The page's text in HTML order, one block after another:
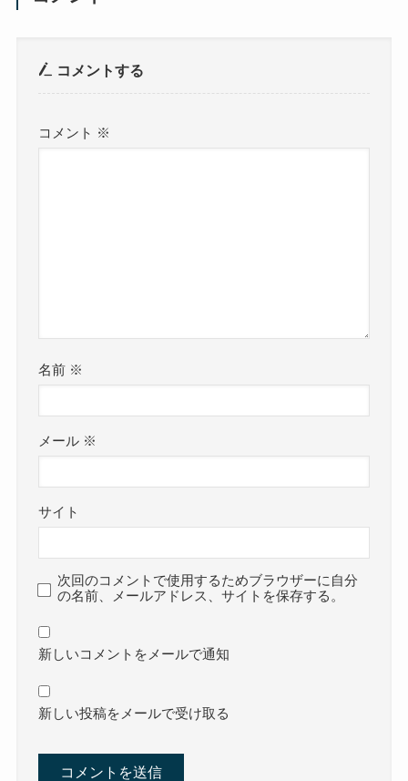
コメントする
コメント ※
名前 ※
メール ※
サイト
次回のコメントで使用するためブラウザーに自分
の名前、メールアドレス、サイトを保存する。
新しいコメントをメールで通知
新しい投稿をメールで受け取る